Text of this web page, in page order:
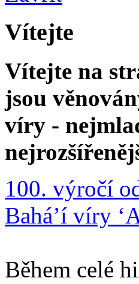
Vítejte
Vítejte na
jsou
víry -
100. výročí
Bahá’í víry
Během celé